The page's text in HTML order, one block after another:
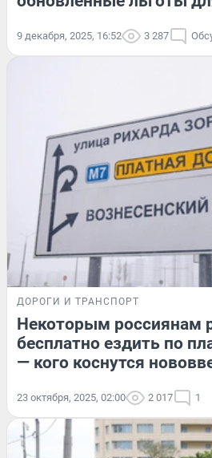
9 декабря, 2025, 16:52 3 287
ДОРОГИ И ТРАНСПОРТ
Некоторым россиянам
бесплатно ездить по
— кого коснутся
23 октября, 2025, 02:00 2 017 1